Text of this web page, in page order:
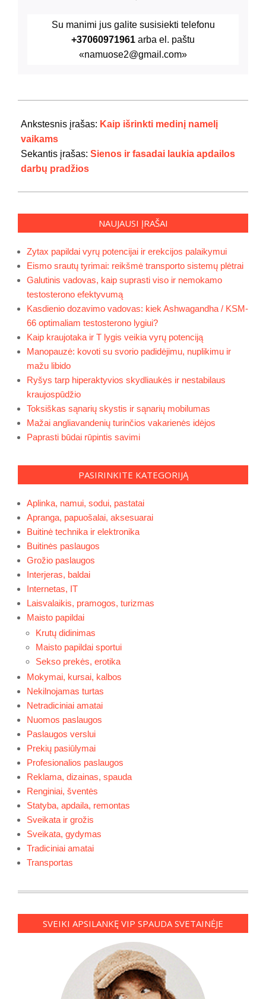
Su manimi jus galite susisiekti telefonu
+37060971961 arba el. paštu
«namuose2@gmail.com»
07-
29
Ankstesnis įrašas: Kaip išrinkti medinį namelį
vaikams
Sekantis įrašas: Sienos ir fasadai laukia apdailos
darbų pradžios
NAUJAUSI ĮRAŠAI
Zytax papildai vyrų potencijai ir erekcijos palaikymui
Eismo srautų tyrimai: reikšmė transporto sistemų plėtrai
Galutinis vadovas, kaip suprasti viso ir nemokamo
testosterono efektyvumą
Kasdienio dozavimo vadovas: kiek Ashwagandha / KSM-
66 optimaliam testosterono lygiui?
Kaip kraujotaka ir T lygis veikia vyrų potenciją
Manopauzė: kovoti su svorio padidėjimu, nuplikimu ir
mažu libido
Ryšys tarp hiperaktyvios skydliaukės ir nestabilaus
kraujospūdžio
Toksiškas sąnarių skystis ir sąnarių mobilumas
Mažai angliavandenių turinčios vakarienės idėjos
Paprasti būdai rūpintis savimi
PASIRINKITE KATEGORIJĄ
Aplinka, namui, sodui, pastatai
Apranga, papuošalai, aksesuarai
Buitinė technika ir elektronika
Buitinės paslaugos
Grožio paslaugos
Interjeras, baldai
Internetas, IT
Laisvalaikis, pramogos, turizmas
Maisto papildai
Krutų didinimas
Maisto papildai sportui
Sekso prekės, erotika
Mokymai, kursai, kalbos
Nekilnojamas turtas
Netradiciniai amatai
Nuomos paslaugos
Paslaugos verslui
Prekių pasiūlymai
Profesionalios paslaugos
Reklama, dizainas, spauda
Renginiai, šventės
Statyba, apdaila, remontas
Sveikata ir grožis
Sveikata, gydymas
Tradiciniai amatai
Transportas
SVEIKI APSILANKĘ VIP SPAUDA SVETAINĖJE